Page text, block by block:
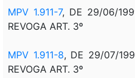
MPV 1.911-7, DE 29/06/
REVOGA ART. 3º
MPV 1.911-8, DE 29/07/
REVOGA ART. 3º